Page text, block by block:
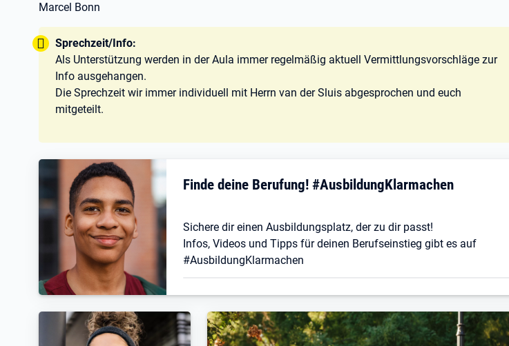
Marcel Bonn
Tipp:
Sprechzeit/Info:
Als Unterstützung werden in der Aula immer regelmäßig aktuell Vermittlungsvorschläge zur
Info ausgehangen.
Die Sprechzeit wir immer individuell mit Herrn van der Sluis abgesprochen und euch
mitgeteilt.
Finde deine Berufung! #AusbildungKlarmachen
Sichere dir einen Ausbildungsplatz, der zu dir passt!
Infos, Videos und Tipps für deinen Berufseinstieg gibt es auf
#AusbildungKlarmachen